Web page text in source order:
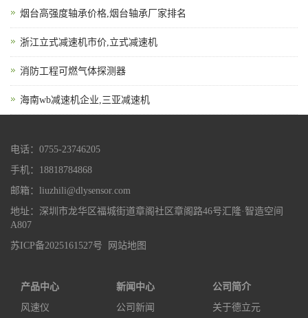
烟台高强度轴承价格,烟台轴承厂家排名
浙江立式减速机市价,立式减速机
消防工程可燃气体探测器
海南wb减速机企业,三亚减速机
电话：0755-23746205
手机：18818784868
邮箱：liuzhili@dlysensor.com
地址：深圳市龙华区福城街道章阁社区章阁路46号汇隆·智造空间
A807
苏ICP备2025161527号
网站地图
产品中心
风速仪
新闻中心
公司新闻
公司简介
关于德立元